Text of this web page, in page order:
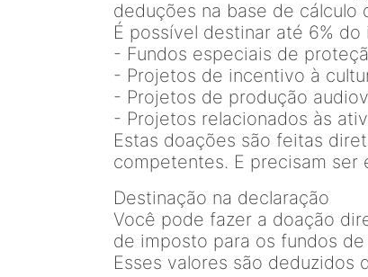
deduções na base de cálculo
É possível destinar até 6%
- Fundos especiais de
- Projetos de incentivo à
- Projetos de produção
- Projetos relacionados às
Estas doações são feitas
competentes. E precisam
Destinação na declaração
Você pode fazer a doação
de imposto para os fundos
Esses valores são deduzidos